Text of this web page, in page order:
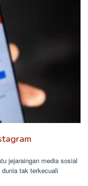
jejaraingan media sosial
tak terkecuali